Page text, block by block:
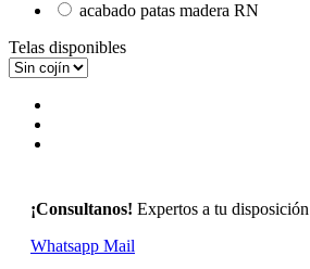
acabado patas madera RN
Telas disponibles
¡Consultanos! Expertos a tu disposición
Whatsapp Mail